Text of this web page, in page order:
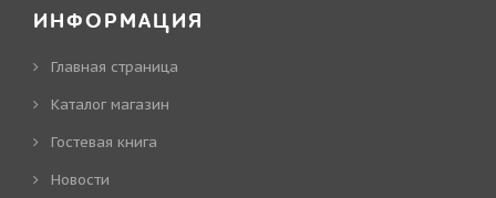
ИНФОРМАЦИЯ
Главная страница
Каталог магазин
Гостевая книга
Новости